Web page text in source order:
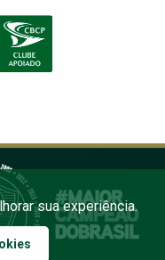
sua experiência.